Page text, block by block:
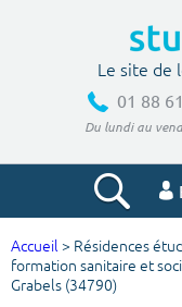
Le site de
01 88
Du lundi au
Accueil > Résidences
formation sanitaire et
Grabels (34790)